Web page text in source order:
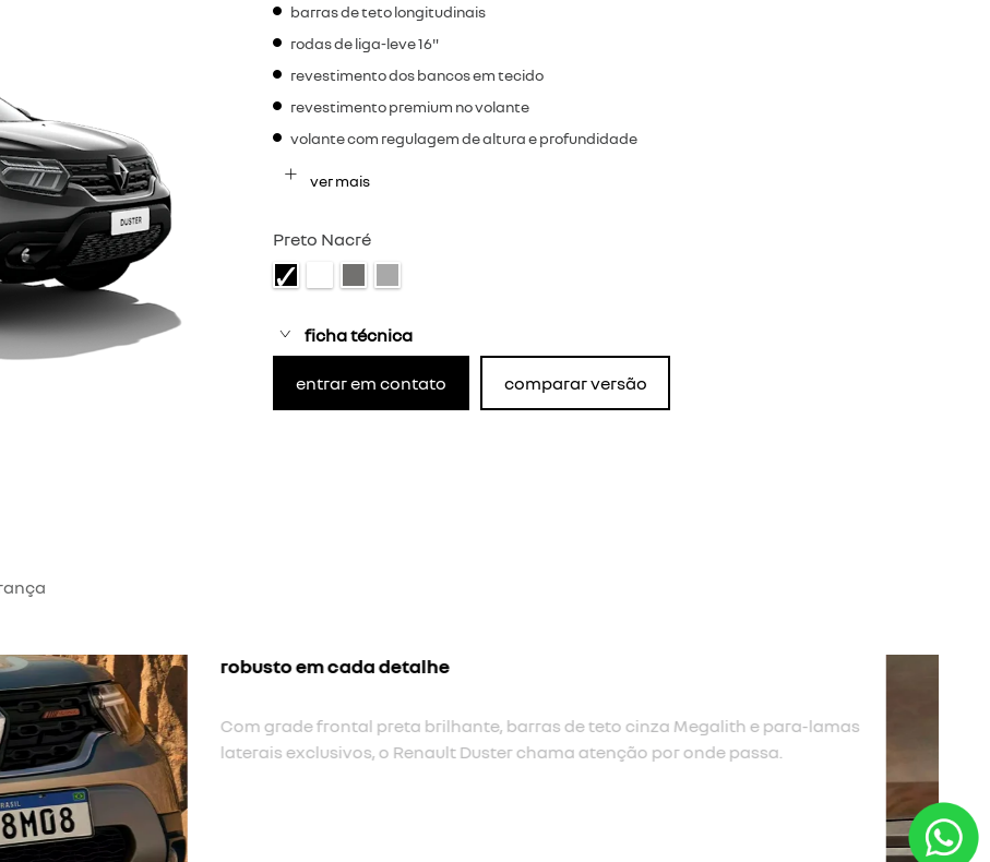
barras de teto longitudinais
rodas de liga-leve 16"
revestimento dos bancos em tecido
revestimento premium no volante
volante com regulagem de altura e profundidade
ver mais
Preto Nacré
ficha técnica
entrar em contato comparar versão
novas rodas tergan
Cada detalhe foi pensado para torná-lo marcante, e novas rodas Tergan de 17”
pretas e antena shark reforçam ainda mais a imponência do Renault Duster.